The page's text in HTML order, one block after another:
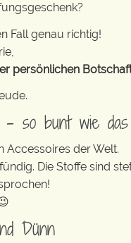
Fall genau richtig!
persönlichen
– so bunt wie
Accessoires der Welt.
Die Stoffe sind
Dünn